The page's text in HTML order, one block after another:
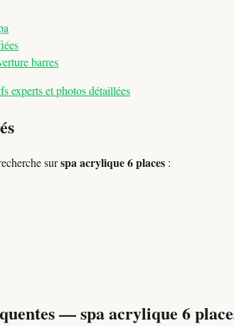
barres
experts et photos détaillées
surspa acrylique 6 places :
— spa acrylique 6